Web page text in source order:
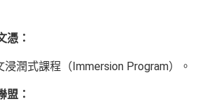
憑：
潤式課程（Immersion Program）。
盟：